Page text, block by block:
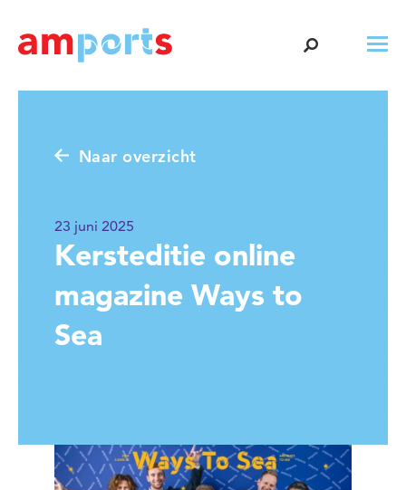
Naar overzicht
23 juni 2025
Kersteditie online
magazine Ways to
Sea